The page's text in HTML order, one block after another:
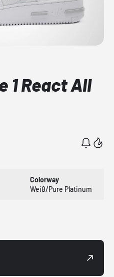
1 React All
Colorway
Weiß/Pure Platinum